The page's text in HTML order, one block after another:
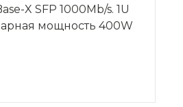
X SFP 1000Mb/s. 1U
мощность 400W